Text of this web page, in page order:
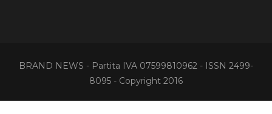
BRAND NEWS - Partita IVA 07599810962 - ISSN 2499-
8095 - Copyright 2016